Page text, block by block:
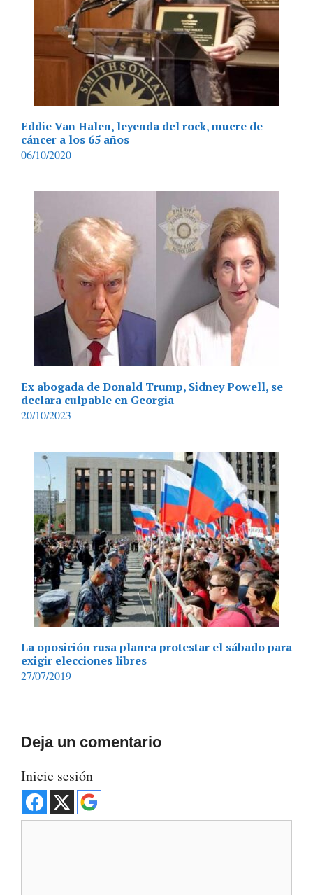
Eddie Van Halen, leyenda del rock, muere de
cáncer a los 65 años
06/10/2020
Ex abogada de Donald Trump, Sidney Powell, se
declara culpable en Georgia
20/10/2023
La oposición rusa planea protestar el sábado para
exigir elecciones libres
27/07/2019
Deja un comentario
Inicie sesión